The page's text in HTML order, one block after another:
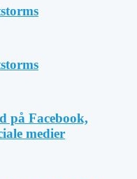
på Facebook,
medier